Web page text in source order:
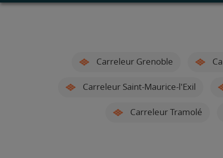
Carreleur Grenoble
Carreleur Saint-Maurice-l'Exil
Carreleur Tramolé